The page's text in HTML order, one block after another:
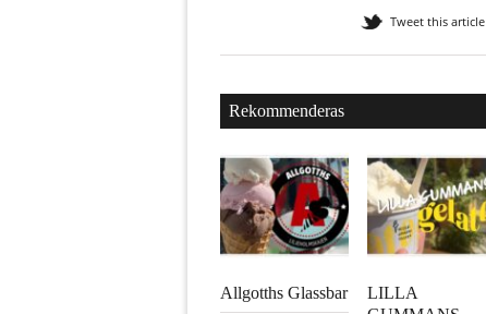
Tweet this article
Rekommenderas
Allgotths Glassbar
LILLA